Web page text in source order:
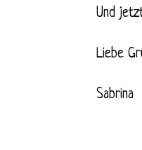
Und
Liebe
Sabrina